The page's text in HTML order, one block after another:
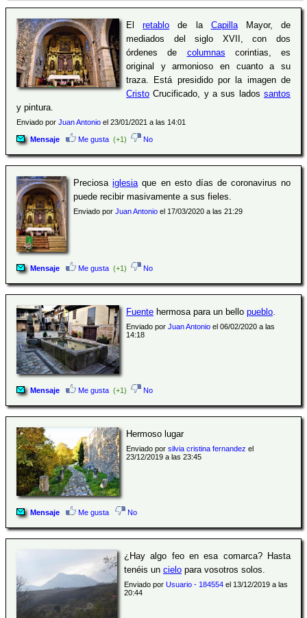
Elretablo de la CapillaMayor, de
mediados del siglo XVII, con dos
órdenes de columnas corintias, es
original y armonioso en cuanto a su
traza. Está presidido por la imagen de
Cristo Crucificado, y a sus lados santos
y pintura.
Enviado por Juan Antonio el 23/01/2021 a las 14:01
Mensaje Me gusta (+1) No
Preciosaiglesia que en esto días de coronavirus no
puede recibir masivamente a sus fieles.
Enviado porJuan Antonio el 17/03/2020 a las 21:29
Mensaje Me gusta (+1) No
Fuente hermosa para un bello pueblo
Enviado por Juan Antonio el 06/02/2020 a las
14:18
Mensaje Me gusta (+1) No
Hermoso lugar
Enviado por silvia cristina fernandez el
23/12/2019 a las 23:45
Mensaje Me gusta No
¿Hay algo feo en esa comarca? Hasta
tenéis un cielopara vosotros solos.
Enviado por Usuario - 184554el 13/12/2019 a las
20:44